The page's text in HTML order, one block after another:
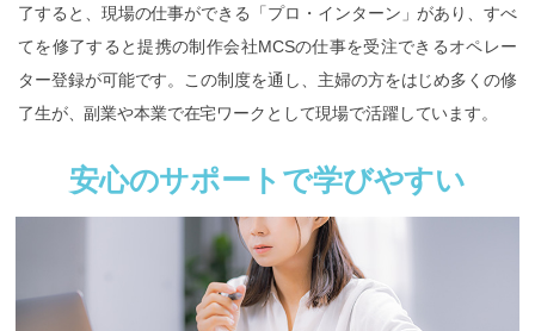
了すると、現場の仕事ができる「プロ・インターン」があり、すべ
てを修了すると提携の制作会社MCSの仕事を受注できるオペレー
ター登録が可能です。この制度を通し、主婦の方をはじめ多くの修
了生が、副業や本業で在宅ワークとして現場で活躍しています。
安心のサポートで学びやすい